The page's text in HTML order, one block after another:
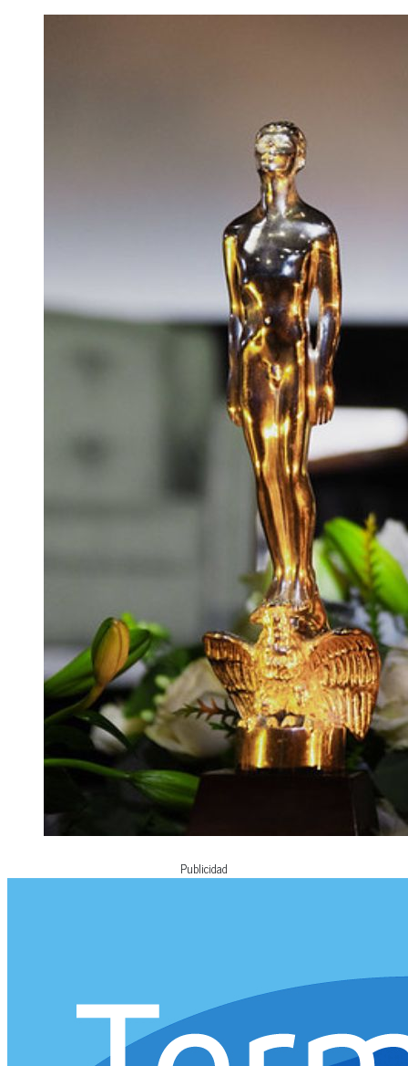
Publicidad